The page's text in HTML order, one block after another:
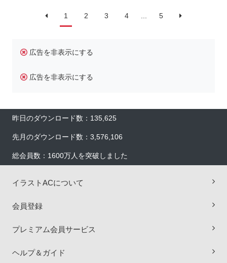
1 2 3 4 5
広告を非表示にする
広告を非表示にする
昨日のダウンロード数：135,625
先月のダウンロード数：3,576,106
総会員数：1600万人を突破しました
イラストACについて
会員登録
プレミアム会員サービス
ヘルプ＆ガイド